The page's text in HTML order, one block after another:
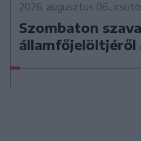
2026. augusztus 06.,
Szombaton
államfőjelöltjéről